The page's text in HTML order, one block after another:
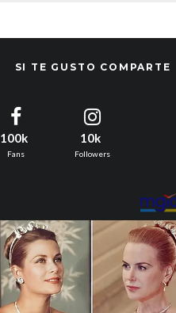
SI TE GUSTO COMPARTE
100k
Fans
10k
Followers